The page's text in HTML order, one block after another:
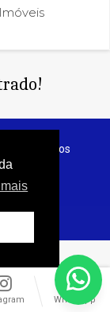
mais
WhatsApp
Imóveis
os direitos